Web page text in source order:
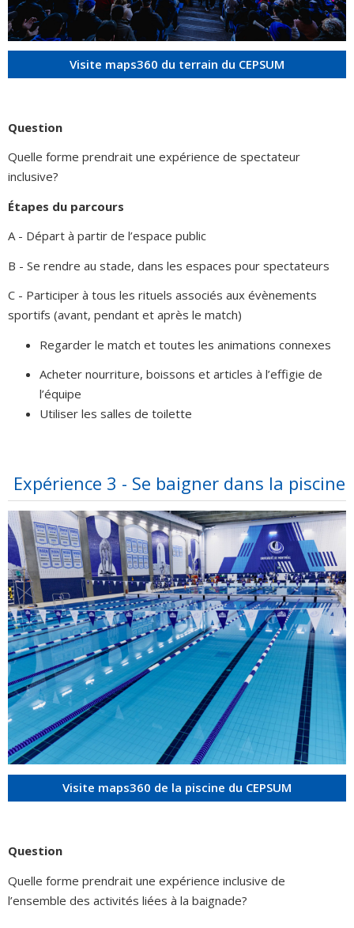
Visite maps360 du terrain du CEPSUM
Question
Quelle forme prendrait une expérience de spectateur
inclusive?
Étapes du parcours
A - Départ à partir de l’espace public
B - Se rendre au stade, dans les espaces pour spectateurs
C - Participer à tous les rituels associés aux évènements
sportifs (avant, pendant et après le match)
Regarder le match et toutes les animations connexes
Acheter nourriture, boissons et articles à l’effigie de
l’équipe
Utiliser les salles de toilette
Expérience 3 - Se baigner dans la piscine
Visite maps360 de la piscine du CEPSUM
Question
Quelle forme prendrait une expérience inclusive de
l’ensemble des activités liées à la baignade?